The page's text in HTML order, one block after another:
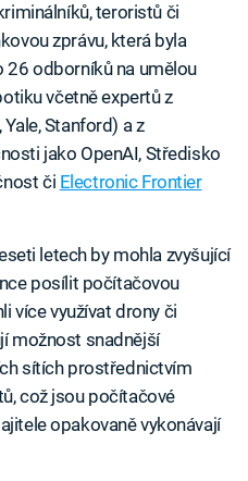
teroristů či
zprávu, která byla
26 odborníků na umělou
včetně expertů z
Stanford) a z
jako OpenAI, Středisko
či Electronic Frontier
letech by mohla zvyšující
posílit počítačovou
více využívat drony či
možnost snadnější
sítích prostřednictvím
což jsou počítačové
opakovaně vykonávají